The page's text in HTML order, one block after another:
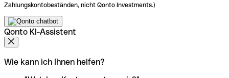
Zahlungskontobeständen, nicht Qonto Investments.)
Qonto KI-Assistent
Wie kann ich Ihnen helfen?